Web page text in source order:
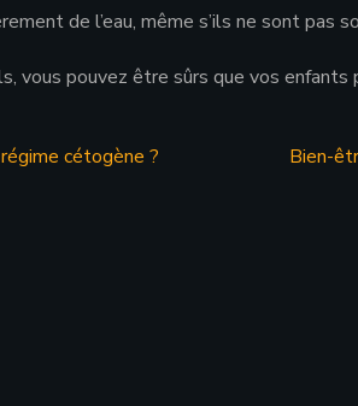
de l’eau, même s’ils ne sont pas
vous pouvez être sûrs que vos
cétogène ?
Bien-